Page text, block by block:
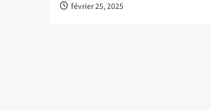
février 25, 2025